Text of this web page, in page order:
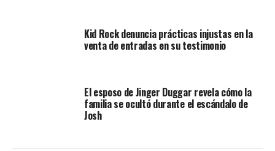
Kid Rock denuncia prácticas injustas en la
venta de entradas en su testimonio
El esposo de Jinger Duggar revela cómo la
familia se ocultó durante el escándalo de
Josh